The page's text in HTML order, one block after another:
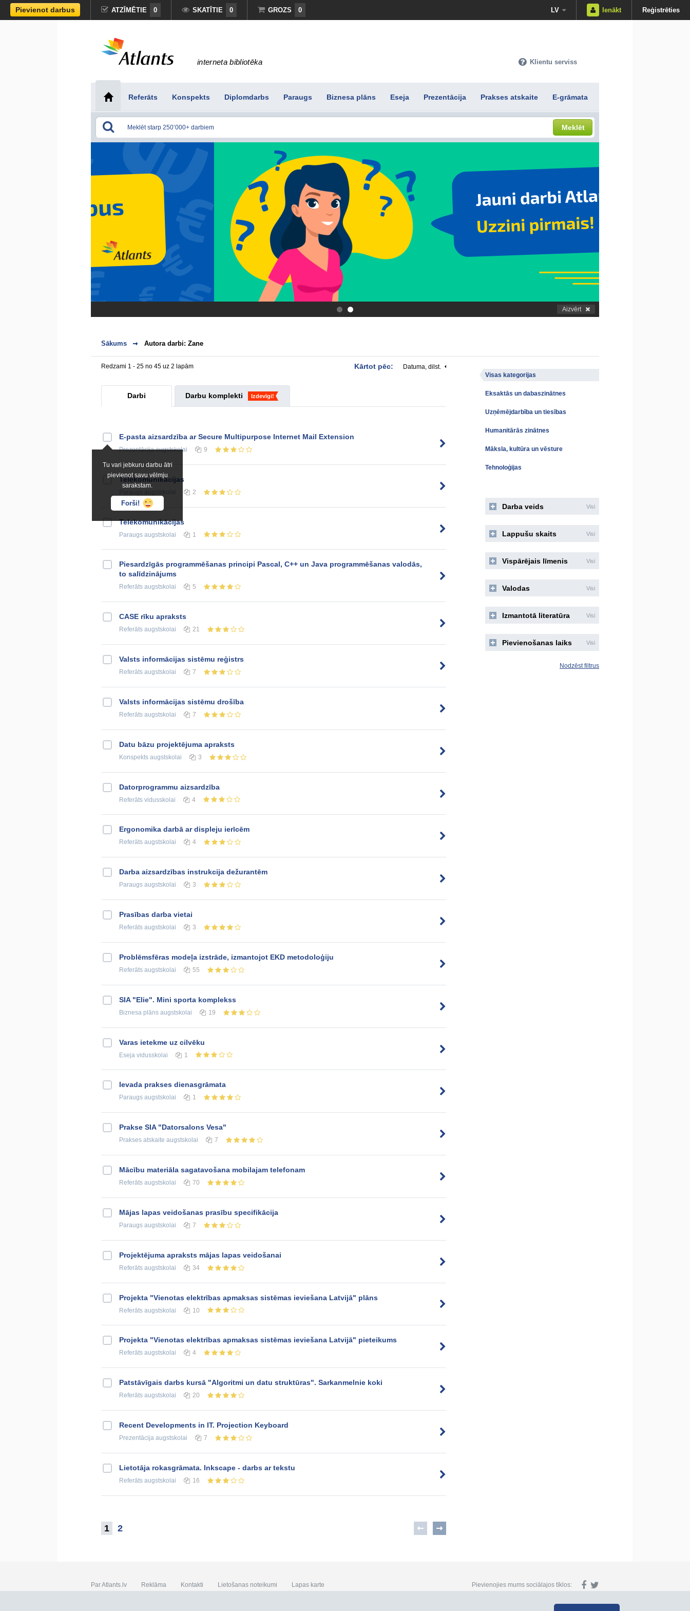
Pievienot darbus ATZĪMĒTIE 0 SKATĪTIE 0 GROZS 0 LV Ienākt Reģistrēties
interneta bibliotēka Klientu serviss
Referāts Konspekts Diplomdarbs Paraugs Biznesa plāns Eseja Prezentācija Prakses atskaite E-grāmata
Meklēt
. Aizvērt
Sākums Autora darbi: Zane
Redzami 1 - 25 no 45 uz 2 lapām Kārtot pēc: Datuma, dilst.
Darbi Darbu komplekti Izdevīgi!
Tu vari jebkuru darbu ātri
pievienot savu vēlmju
sarakstam.
Forši!
E-pasta aizsardzība ar Secure Multipurpose Internet Mail Extension
Prezentācijaaugstskolai 9
Telekomunikācijas
2
Telekomunikācijas
Paraugs augstskolai 1
Piesardzīgās programmēšanas principi Pascal, C++ un Java programmēšanas valodās,
to salīdzinājums
Referāts augstskolai 5
CASE rīku apraksts
Referāts augstskolai 21
Valsts informācijas sistēmu reģistrs
Referāts augstskolai 7
Valsts informācijas sistēmu drošība
Referāts augstskolai 7
Datu bāzu projektējuma apraksts
Konspekts augstskolai 3
Datorprogrammu aizsardzība
Referāts vidusskolai 4
Ergonomika darbā ar displeju ierīcēm
Referāts augstskolai 4
Darba aizsardzības instrukcija dežurantēm
Paraugs augstskolai 3
Prasības darba vietai
Referāts augstskolai 3
Problēmsfēras modeļa izstrāde, izmantojot EKD metodoloģiju
Referāts augstskolai 55
SIA "Elie". Mini sporta komplekss
Biznesa plāns augstskolai 19
Varas ietekme uz cilvēku
Eseja vidusskolai 1
Ievada prakses dienasgrāmata
Paraugs augstskolai 1
Prakse SIA "Datorsalons Vesa"
Prakses atskaite augstskolai 7
Mācību materiāla sagatavošana mobilajam telefonam
Referāts augstskolai 70
Mājas lapas veidošanas prasību specifikācija
Paraugs augstskolai 7
Projektējuma apraksts mājas lapas veidošanai
Referāts augstskolai 34
Projekta "Vienotas elektrības apmaksas sistēmas ieviešana Latvijā" plāns
Referāts augstskolai 10
Projekta "Vienotas elektrības apmaksas sistēmas ieviešana Latvijā" pieteikums
Referāts augstskolai 4
Patstāvīgais darbs kursā "Algoritmi un datu struktūras". Sarkanmelnie koki
Referāts augstskolai 20
Recent Developments in IT. Projection Keyboard
Prezentācija augstskolai 7
Lietotāja rokasgrāmata. Inkscape - darbs ar tekstu
Referāts augstskolai 16
1 2
Visas kategorijas
Eksaktās un dabaszinātnes
Uzņēmējdarbība un tiesības
Humanitārās zinātnes
Māksla, kultūra un vēsture
Tehnoloģijas
Darba veids Visi
Lappušu skaits Visi
Vispārējais līmenis Visi
Valodas Visi
Izmantotā literatūra Visi
Pievienošanas laiks Visi
Nodzēst filtrus
Par Atlants.lv Reklāma Kontakti Lietošanas noteikumi Lapas karte Pievienojies mums sociālajos tīklos: